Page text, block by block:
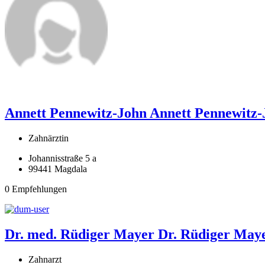
Annett Pennewitz-John Annett Pennewitz-
Zahnärztin
Johannisstraße 5 a
99441 Magdala
0 Empfehlungen
Dr. med. Rüdiger Mayer Dr. Rüdiger
Zahnarzt